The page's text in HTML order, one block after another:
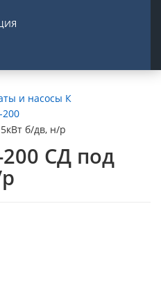
и насосы К
200
б/дв, н/р
СД под